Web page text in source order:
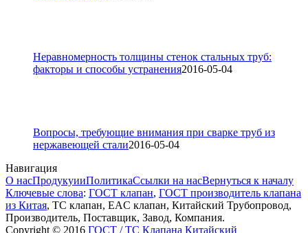
Неравномерность толщины стенок стальных труб:
факторы и способы устранения2016-05-04
Вопросы, требующие внимания при сварке труб из
нержавеющей стали2016-05-04
Навигация
О насПродукуииПолитикаСсылки на насВернуться к началу
Ключевые слова: ГОСТ клапан, ГОСТ производитель клапана
из Китая, ТС клапан, EAC клапан, Китайский Трубопровод,
Производитель, Поставщик, Завод, Компания.
Copyright © 2016 ГОСТ / ТС Клапана Китайский